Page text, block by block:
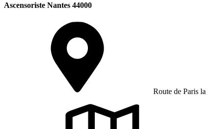
Ascensoriste Nantes 44000
Route de Paris la